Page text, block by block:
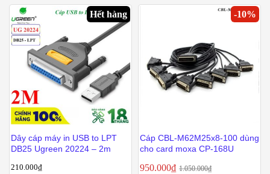
Hết hàng
Dây cáp máy in USB to LPT
DB25 Ugreen 20224 – 2m
210.000₫
-10%
Cáp CBL-M62M25x8-100 dùng
cho card moxa CP-168U
950.000₫ 1.050.000₫